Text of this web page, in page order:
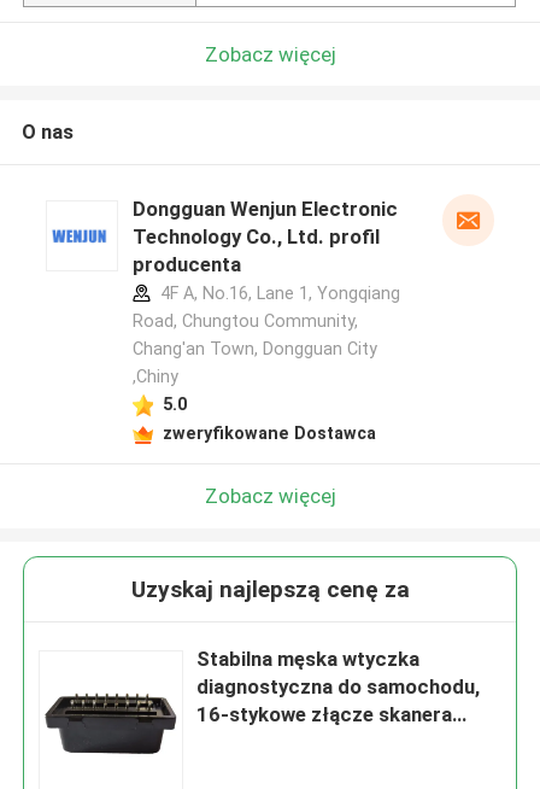
Zobacz więcej
O nas
Dongguan Wenjun Electronic
Technology Co., Ltd. profil
producenta
4F A, No.16, Lane 1, Yongqiang
Road, Chungtou Community,
Chang'an Town, Dongguan City
,Chiny
5.0
zweryfikowane Dostawca
Zobacz więcej
Uzyskaj najlepszą cenę za
Stabilna męska wtyczka
diagnostyczna do samochodu,
16-stykowe złącze skanera